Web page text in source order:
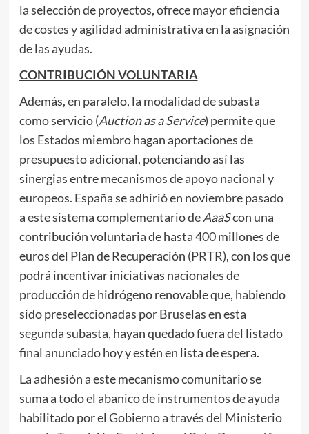
la selección de proyectos, ofrece mayor eficiencia
de costes y agilidad administrativa en la asignación
de las ayudas.
CONTRIBUCIÓN VOLUNTARIA
Además, en paralelo, la modalidad de subasta
como servicio (Auction as a Service) permite que
los Estados miembro hagan aportaciones de
presupuesto adicional, potenciando así las
sinergias entre mecanismos de apoyo nacional y
europeos. España se adhirió en noviembre pasado
a este sistema complementario deAaaScon una
contribución voluntaria de hasta 400 millones de
euros del Plan de Recuperación (PRTR), con los que
podrá incentivar iniciativas nacionales de
producción de hidrógeno renovable que, habiendo
sido preseleccionadas por Bruselas en esta
segunda subasta, hayan quedado fuera del listado
final anunciado hoy y estén en lista de espera.
La adhesión a este mecanismo comunitario se
suma a todo el abanico de instrumentos de ayuda
habilitado por el Gobierno a través del Ministerio